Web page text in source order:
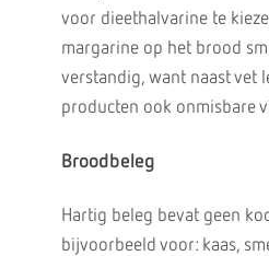
voor dieethalvarine te
margarine op het brood
verstandig, want naast vet
producten ook onmisbare
Broodbeleg
Hartig beleg bevat geen
bijvoorbeeld voor: kaas,